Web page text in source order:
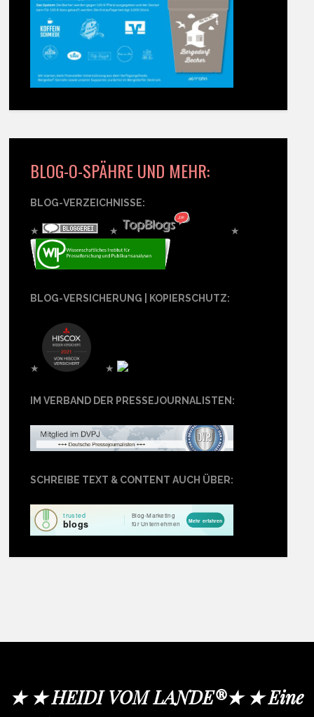
BLOG-O-SPÄHRE UND MEHR:
BLOG-VERZEICHNISSE:
★ ★ ★
BLOG-VERSICHERUNG | KOPIERSCHUTZ:
★ ★
IM VERBAND DER PRESSEJOURNALISTEN:
SCHREIBE TEXT & CONTENT AUCH ÜBER:
★ ★ HEIDI VOM LANDE®★ ★ Eine